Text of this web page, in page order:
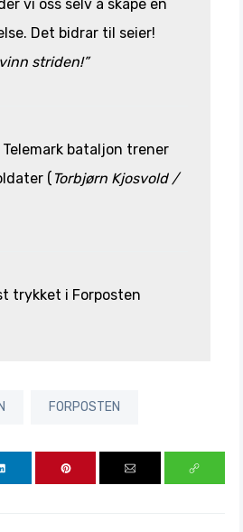
vi oss selv å skape en
Det bidrar til seier!
striden!”
bataljon trener
( Torbjørn Kjosvold /
trykket i Forposten
FORPOSTEN